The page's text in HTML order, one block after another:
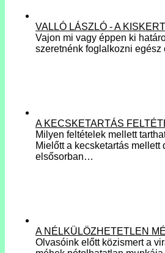
VALLÓ LÁSZLÓ - A
Vajon mi vagy éppen ki
szeretnénk foglalkozni
A KECSKETARTÁS
Milyen feltételek mellett
Mielőtt a kecsketartás mellett
elsősorban…
A NÉLKÜLÖZHETETLEN
Olvasóink előtt közismert a